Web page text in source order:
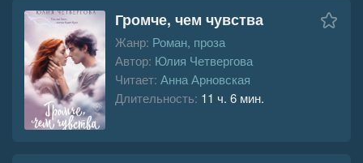
Громче, чем чувства
Жанр: Роман, проза
Автор: Юлия Четвергова
Читает: Анна Арновская
Длительность: 11 ч. 6 мин.